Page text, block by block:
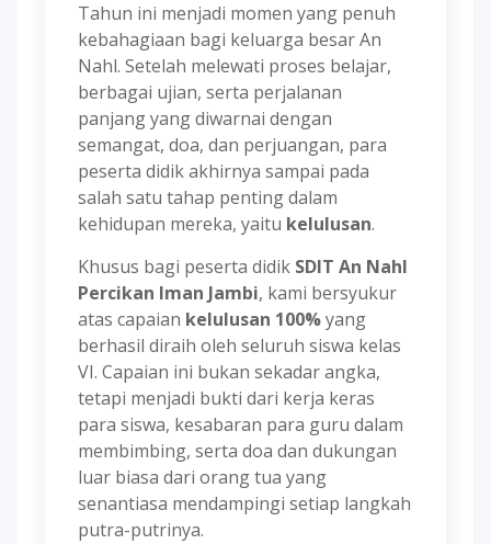
Tahun ini menjadi momen yang penuh
kebahagiaan bagi keluarga besar An
Nahl. Setelah melewati proses belajar,
berbagai ujian, serta perjalanan
panjang yang diwarnai dengan
semangat, doa, dan perjuangan, para
peserta didik akhirnya sampai pada
salah satu tahap penting dalam
kehidupan mereka, yaitu kelulusan.
Khusus bagi peserta didik SDIT An Nahl
Percikan Iman Jambi, kami bersyukur
atas capaian kelulusan 100%yang
berhasil diraih oleh seluruh siswa kelas
VI. Capaian ini bukan sekadar angka,
tetapi menjadi bukti dari kerja keras
para siswa, kesabaran para guru dalam
membimbing, serta doa dan dukungan
luar biasa dari orang tua yang
senantiasa mendampingi setiap langkah
putra-putrinya.